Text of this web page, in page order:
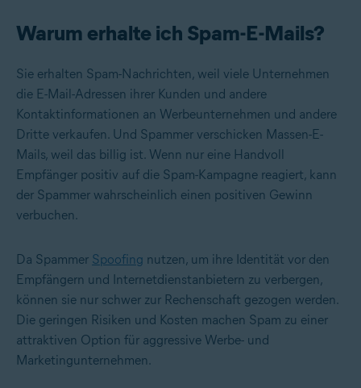
Warum erhalte ich Spam-E-Mails?
Sie erhalten Spam-Nachrichten, weil viele Unternehmen
die E-Mail-Adressen ihrer Kunden und andere
Kontaktinformationen an Werbeunternehmen und andere
Dritte verkaufen. Und Spammer verschicken Massen-E-
Mails, weil das billig ist. Wenn nur eine Handvoll
Empfänger positiv auf die Spam-Kampagne reagiert, kann
der Spammer wahrscheinlich einen positiven Gewinn
verbuchen.
Da Spammer Spoofing nutzen, um ihre Identität vor den
Empfängern und Internetdienstanbietern zu verbergen,
können sie nur schwer zur Rechenschaft gezogen werden.
Die geringen Risiken und Kosten machen Spam zu einer
attraktiven Option für aggressive Werbe- und
Marketingunternehmen.